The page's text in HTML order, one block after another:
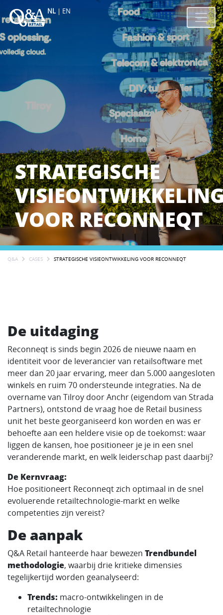
NL | EN
STRATEGISCHE
VOOR RECONNEQT
Q&A CASES STRATEGISCHE VISIEONTWIKKELING VOOR RECONNEQT
De uitdaging
Reconneqt is sinds begin 2026 de nieuwe naam en
identiteit voor de leverancier van retailsoftware met
meer dan 20 jaar ervaring, meer dan 5.000 aangesloten
winkels en ruim 70 ondersteunde integraties. Na de
overname van Tilroy door Anchr (eigendom van Strada
Partners), ontstond de vraag hoe de Retail business
unit het beste georganiseerd kon worden en was er
behoefte aan een heldere visie op de toekomst: waar
liggen de kansen, hoe positioneer je je in een snel
veranderende markt, en welk leiderschap past daarbij?
De Kernvraag:
Hoe positioneert Reconneqt zich optimaal in de snel
evoluerende retailtechnologie-markt en welke
competenties zijn vereist?
De aanpak
Q&A Retail hanteerde haar bewezen Trendbundel
methodologie, waarbij drie kritieke dimensies
tegelijkertijd worden geanalyseerd:
Trends: macro-ontwikkelingen in de
retailtechnologie